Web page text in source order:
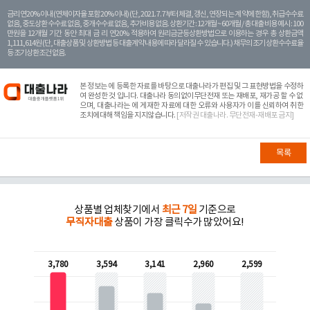
금리 연20% 이내 (연체이자율 포함 20% 이내) (단, 2021. 7. 7부터 체결, 갱신, 연장되는 계 약에 한함), 취급수수료
없음, 중도상환 수수료 없음, 중개수수료 없음, 추가비용 없음. 상환기간 : 12개월 ~ 60개월 / 총 대출 비용 예시 : 100
만원을 12개월 기간 동안 최대 금 리 연20% 적용하여 원리금균등상환방법으로 이용하는 경우 총 상환금액
1,111,614원 (단, 대출상품 및 상환방법 등 대출계약 내용에 따라 달라질 수 있습니다.) 채무의 조기 상환수수료율
등 조기상환조건 없음.
본 정보는에 등록한 자료를 바탕으로 대출나라가 편집 및 그 표현방법을 수정하
여 완성한 것 입니다. 대출나라 동의없이무단전재 또는 재배포, 재가공 할 수 없
으며, 대출나라는 에 게재한 자료에 대한 오류와 사용자가 이를 신뢰하여 취한
조치에대해 책임을 지지않습니다. [저작권 대출나라. 무단전재-재배포 금지]
목록
상품별 업체찾기에서 최근 7일 기준으로
무직자대출상품이 가장 클릭수가 많았어요!
3,780 3,594 3,141 2,960 2,599